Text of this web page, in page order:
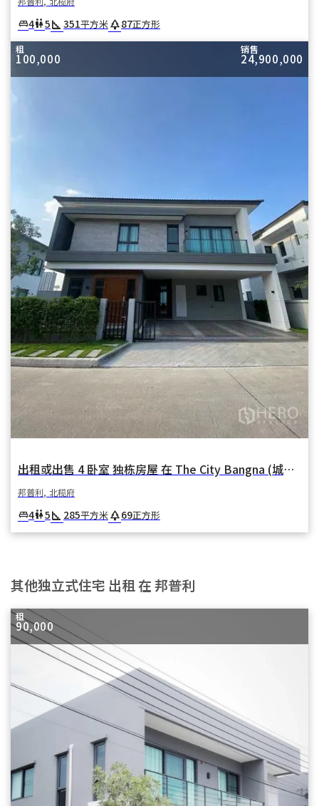
king_bed4wc5square_foot 351平方米park87正方形
租
100,000
销售
24,900,000
出租或出售 4 卧室 独栋房屋 在 The City Bangna (城市邦纳) 在 邦普利亚伊 邦普利 北榄府
邦普利, 北榄府
king_bed4wc5square_foot 285平方米park69正方形
其他独立式住宅 出租 在 邦普利
租
90,000